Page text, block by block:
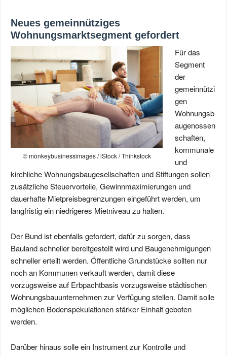
Neues gemeinnütziges
Wohnungsmarktsegment gefordert
© monkeybusinessimages / iStock / Thinkstock
Für das
Segment
der
gemeinnützi
gen
Wohnungsb
augenossen
schaften,
kommunale
und
kirchliche Wohnungsbaugesellschaften und Stiftungen sollen
zusätzliche Steuervorteile, Gewinnmaximierungen und
dauerhafte Mietpreisbegrenzungen eingeführt werden, um
langfristig ein niedrigeres Mietniveau zu halten.
Der Bund ist ebenfalls gefordert, dafür zu sorgen, dass
Bauland schneller bereitgestellt wird und Baugenehmigungen
schneller erteilt werden. Öffentliche Grundstücke sollten nur
noch an Kommunen verkauft werden, damit diese
vorzugsweise auf Erbpachtbasis vorzugsweise städtischen
Wohnungsbauunternehmen zur Verfügung stellen. Damit solle
möglichen Bodenspekulationen stärker Einhalt geboten
werden.
Darüber hinaus solle ein Instrument zur Kontrolle und